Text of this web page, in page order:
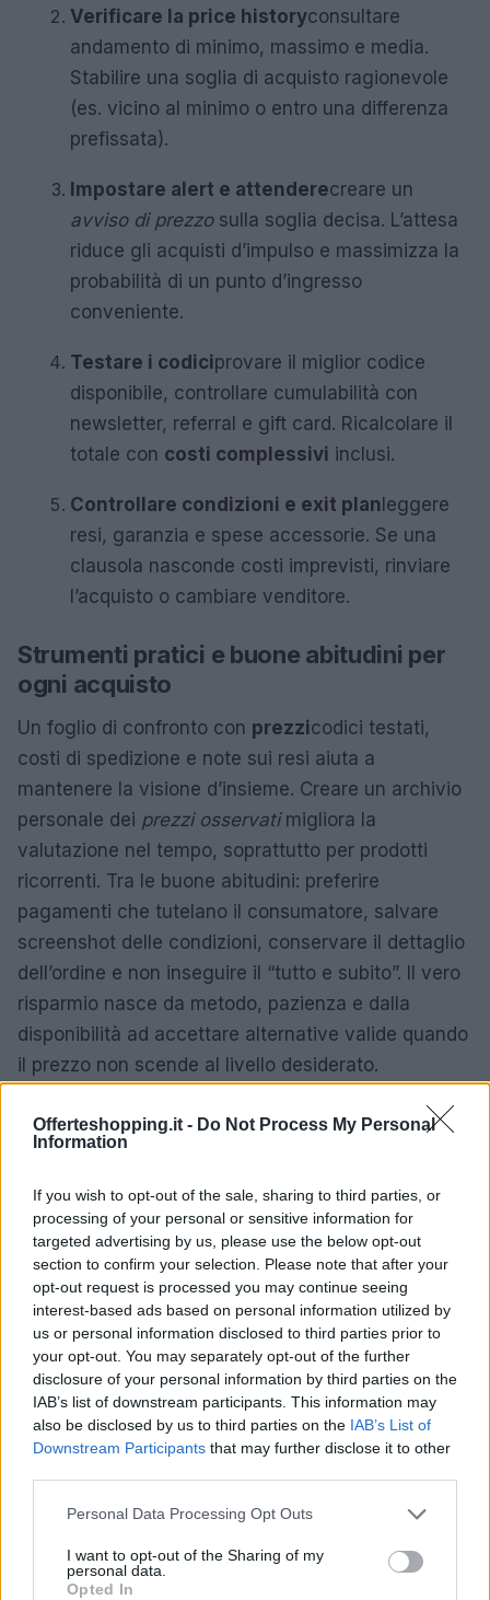
Offerteshopping.it - Do Not Process My Personal
Information
If you wish to opt-out of the sale, sharing to third parties, or
processing of your personal or sensitive information for
targeted advertising by us, please use the below opt-out
section to confirm your selection. Please note that after your
opt-out request is processed you may continue seeing
interest-based ads based on personal information utilized by
us or personal information disclosed to third parties prior to
your opt-out. You may separately opt-out of the further
disclosure of your personal information by third parties on the
IAB’s list of downstream participants. This information may
also be disclosed by us to third parties on the IAB’s List of
Downstream Participants that may further disclose it to other
Please note that this website/app uses one or more Google
not limited to your visit or usage behaviour. You may click to
grant or deny consent to Google and its third-party tags to
Personal Data Processing Opt Outs
I want to opt-out of the Sharing of my
personal data.
Opted In
Verificare la price historyconsultare
andamento di minimo, massimo e media.
Stabilire una soglia di acquisto ragionevole
(es. vicino al minimo o entro una differenza
prefissata).
Impostare alert e attenderecreare un
avviso di prezzosulla soglia decisa. L’attesa
riduce gli acquisti d’impulso e massimizza la
probabilità di un punto d’ingresso
conveniente.
Testare i codiciprovare il miglior codice
disponibile, controllare cumulabilità con
newsletter, referral e gift card. Ricalcolare il
totale con costi complessivi inclusi.
Controllare condizioni e exit plan leggere
resi, garanzia e spese accessorie. Se una
clausola nasconde costi imprevisti, rinviare
l’acquisto o cambiare venditore.
Strumenti pratici e buone abitudini per
ogni acquisto
Un foglio di confronto con prezzicodici testati,
costi di spedizione e note sui resi aiuta a
mantenere la visione d’insieme. Creare un archivio
personale dei prezzi osservatimigliora la
valutazione nel tempo, soprattutto per prodotti
ricorrenti. Tra le buone abitudini: preferire
pagamenti che tutelano il consumatore, salvare
screenshot delle condizioni, conservare il dettaglio
dell’ordine e non inseguire il “tutto e subito”. Il vero
risparmio nasce da metodo, pazienza e dalla
disponibilità ad accettare alternative valide quando
il prezzo non scende al livello desiderato.
Esempi classici: applicare il criterio al
quotidiano
Sull’elettronica di consumo, la oscillazione di
prezzo è tipica: confrontare versioni precedenti